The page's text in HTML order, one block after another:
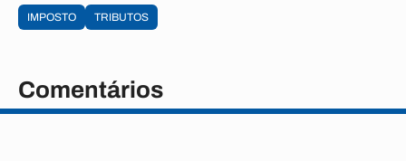
IMPOSTO TRIBUTOS
Comentários